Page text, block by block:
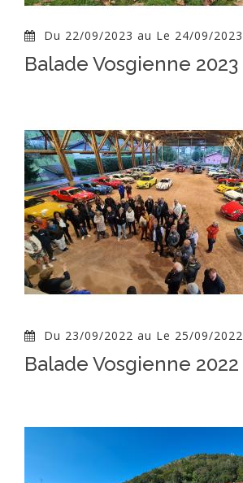
Du 22/09/2023 au Le 24/09/2023
Balade Vosgienne 2023
Du 23/09/2022 au Le 25/09/2022
Balade Vosgienne 2022